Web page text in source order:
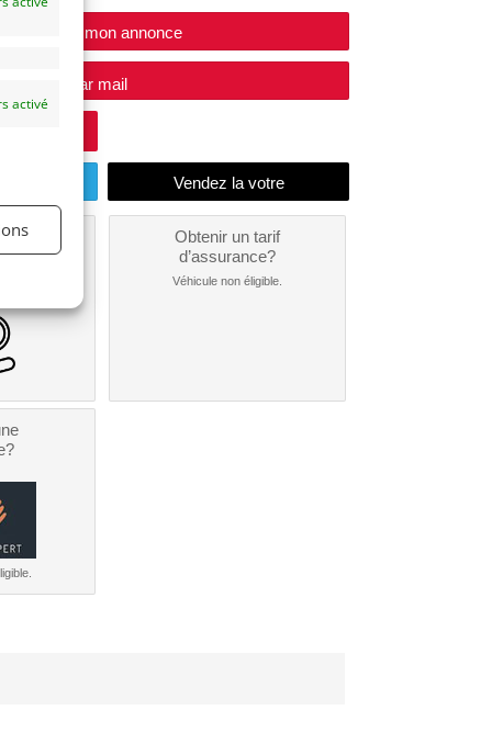
activé
Modifier mon annonce
vendeur par mail
?
Obtenir un tarif
d’assurance?
Véhicule non éligible.